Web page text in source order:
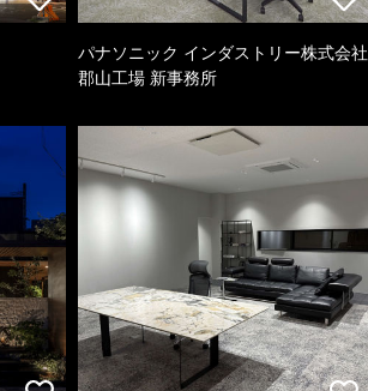
パナソニック インダストリー株式会社
郡山工場 新事務所